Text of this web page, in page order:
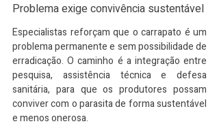
Problema exige convivência sustentável
Especialistas reforçam que o carrapato é um
problema permanente e sem possibilidade de
erradicação. O caminho é a integração entre
pesquisa, assistência técnica e defesa
sanitária, para que os produtores possam
conviver com o parasita de forma sustentável
e menos onerosa.